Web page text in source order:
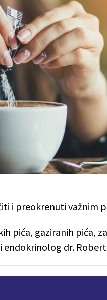
i preokrenuti važnim
pića, gaziranih pića,
dr. Robert